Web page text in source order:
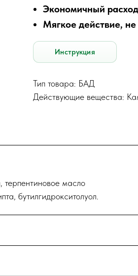
Экономичный расход
Мягкое действие,
Инструкция
Тип товара: БАД
Действующие вещества:
масло
бутилгидрокситолуол.